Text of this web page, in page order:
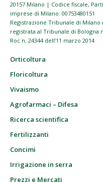
20157 Milano | Codice fiscale,
imprese di Milano: 00753480151
Registrazione Tribunale di Milano
registrata al Tribunale di Bologna
Roc n. 24344 dell’11 marzo 2014
Orticoltura
Floricoltura
Vivaismo
Agrofarmaci – Difesa
Ricerca scientifica
Fertilizzanti
Concimi
Irrigazione in serra
Prezzi e Mercati